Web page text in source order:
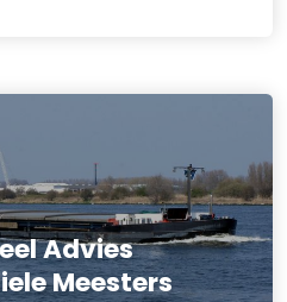
Advies
Meesters